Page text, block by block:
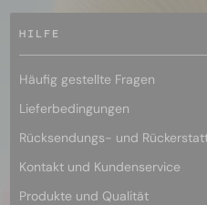
HILFE
Häufig gestellte Fragen
Lieferbedingungen
Rücksendungs- und
Kontakt und Kundenservice
Produkte und Qualität